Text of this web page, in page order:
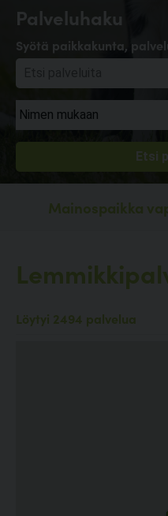
Palveluhaku
Syötä paikkakunta,
Mainospaikka
Löytyi 2494 palvelua